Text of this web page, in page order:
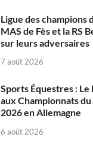
Ligue des champions
MAS de Fès et la RS
sur leurs adversaires
7 août 2026
Sports Équestres :
aux Championnats
2026 en Allemagne
6 août 2026